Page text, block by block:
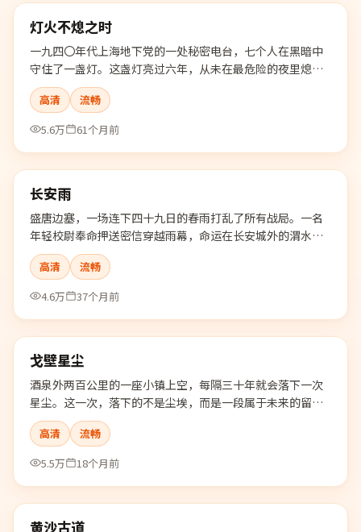
最新
灯火不熄之时
一九四〇年代上海地下党的一处秘密电台，七个人在黑暗中
守住了一盏灯。这盏灯亮过六年，从未在最危险的夜里熄
灭。
高清
流畅
5.6万
61个月前
最新
99:10
长安雨
盛唐边塞，一场连下四十九日的春雨打乱了所有战局。一名
年轻校尉奉命押送密信穿越雨幕，命运在长安城外的渭水边
静静展开。
高清
流畅
4.6万
37个月前
最新
99:57
戈壁星尘
酒泉外两百公里的一座小镇上空，每隔三十年就会落下一次
星尘。这一次，落下的不是尘埃，而是一段属于未来的留
言。
高清
流畅
5.5万
18个月前
最新
99:08
黄沙古道